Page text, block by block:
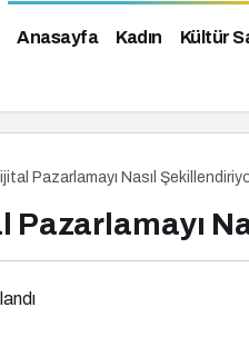
Anasayfa Kadın Kültür
Pazarlamayı Nasıl
Pazarlamayı